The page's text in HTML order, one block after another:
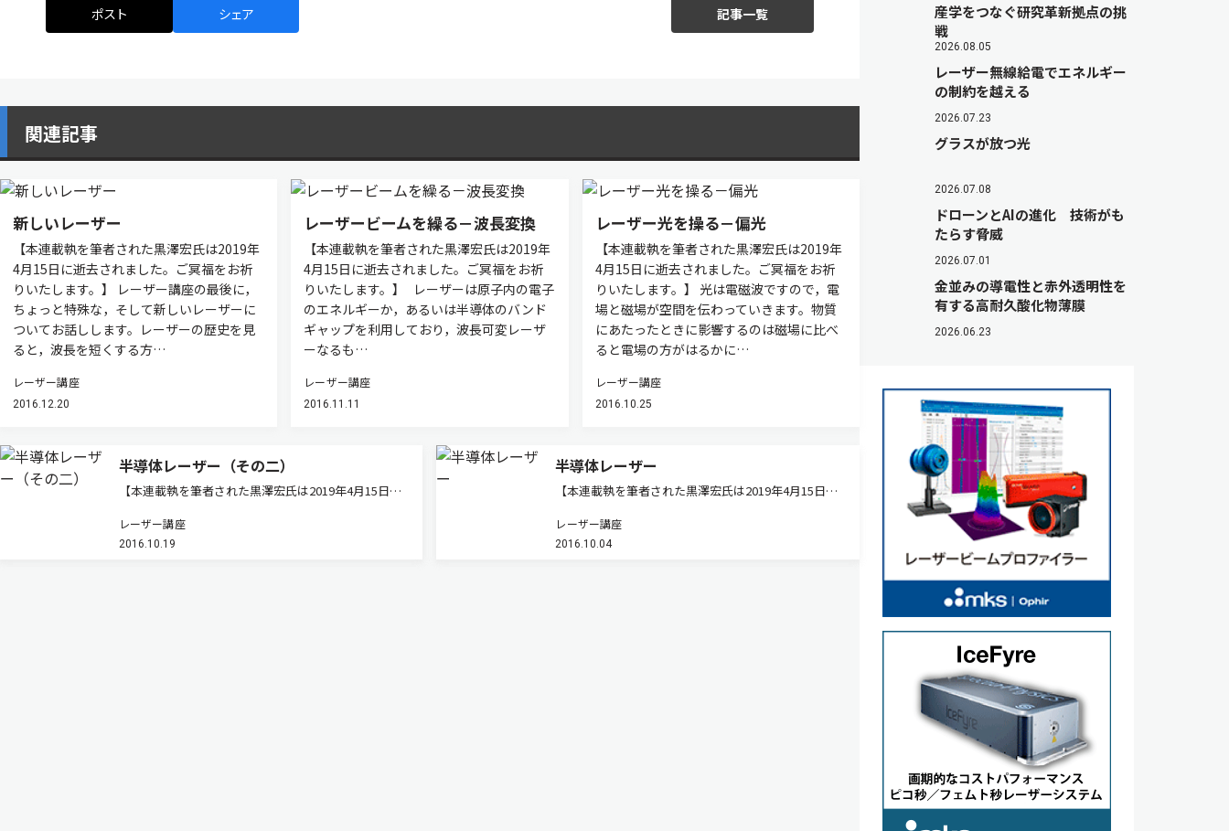
ポスト シェア 記事一覧
関連記事
新しいレーザー
【本連載執を筆者された黒澤宏氏は2019年
4月15日に逝去されました。ご冥福をお祈
りいたします。】 レーザー講座の最後に，
ちょっと特殊な，そして新しいレーザーに
ついてお話しします。レーザーの歴史を見
ると，波長を短くする方…
レーザー講座
2016.12.20
レーザービームを繰る－波長変換
【本連載執を筆者された黒澤宏氏は2019年
4月15日に逝去されました。ご冥福をお祈
りいたします。】 レーザーは原子内の電子
のエネルギーか，あるいは半導体のバンド
ギャップを利用しており，波長可変レーザ
ーなるも…
レーザー講座
2016.11.11
レーザー光を操る－偏光
【本連載執を筆者された黒澤宏氏は2019年
4月15日に逝去されました。ご冥福をお祈
りいたします。】 光は電磁波ですので，電
場と磁場が空間を伝わっていきます。物質
にあたったときに影響するのは磁場に比べ
ると電場の方がはるかに…
レーザー講座
2016.10.25
半導体レーザー（その二）
【本連載執を筆者された黒澤宏氏は2019年4月15日に
表的な半導体レーザーについて詳しく見てみましょ
う。 実用的な半導体レーザーには，図1に書いてある
レーザー講座
2016.10.19
半導体レーザー
【本連載執を筆者された黒澤宏氏は2019年4月15日に
体結晶と光の関係について考えます。価電子帯と伝導
帯のエネルギー差，すなわちバンドギャップに等しい
レーザー講座
2016.10.04
産学をつなぐ研究革新拠点の挑
戦
2026.08.05
レーザー無線給電でエネルギー
の制約を越える
2026.07.23
グラスが放つ光
2026.07.08
ドローンとAIの進化 技術がも
たらす脅威
2026.07.01
金並みの導電性と赤外透明性を
有する高耐久酸化物薄膜
2026.06.23